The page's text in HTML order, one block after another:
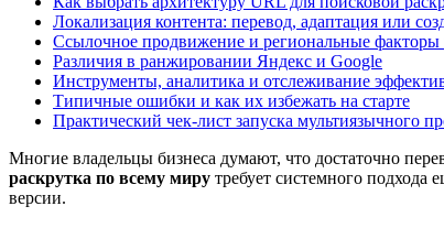
Локализация контента: перевод, адаптация или
Ссылочное продвижение и региональные
Различия в ранжировании Яндекс и Google
Инструменты, аналитика и отслеживание
Типичные ошибки и как их избежать на старте
Практический чек-лист запуска мультиязычного
Многие владельцы бизнеса думают, что достаточно
раскрутка по всему миру требует системного
версии.